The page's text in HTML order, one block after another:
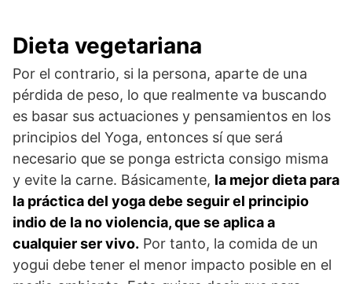
Dieta vegetariana
Por el contrario, si la persona, aparte de una
pérdida de peso, lo que realmente va buscando
es basar sus actuaciones y pensamientos en los
principios del Yoga, entonces sí que será
necesario que se ponga estricta consigo misma
y evite la carne. Básicamente, la mejor dieta para
la práctica del yoga debe seguir el principio
indio de la no violencia, que se aplica a
cualquier ser vivo. Por tanto, la comida de un
yogui debe tener el menor impacto posible en el